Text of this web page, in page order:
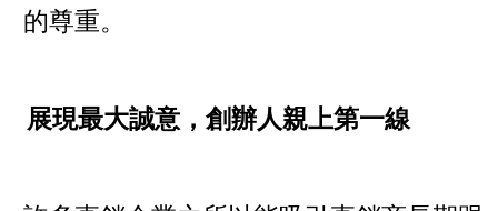
的尊重。
展現最大誠意，創辦人親上第一線